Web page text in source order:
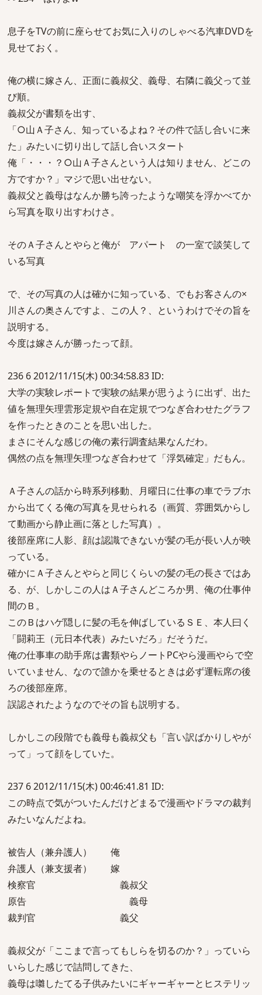
息子をTVの前に座らせてお気に入りのしゃべる汽車DVDを
見せておく。
俺の横に嫁さん、正面に義叔父、義母、右隣に義父って並
び順。
義叔父が書類を出す、
「○山Ａ子さん、知っているよね？その件で話し合いに来
た」みたいに切り出して話し合いスタート
俺「・・・？○山Ａ子さんという人は知りません、どこの
方ですか？」マジで思い出せない。
義叔父と義母はなんか勝ち誇ったような嘲笑を浮かべてか
ら写真を取り出すわけさ。
そのＡ子さんとやらと俺が アパート の一室で談笑して
いる写真
で、その写真の人は確かに知っている、でもお客さんの×
川さんの奥さんですよ、この人？、というわけでその旨を
説明する。
今度は嫁さんが勝ったって顔。
236 6 2012/11/15(木) 00:34:58.83 ID:
大学の実験レポートで実験の結果が思うように出ず、出た
値を無理矢理雲形定規や自在定規でつなぎ合わせたグラフ
を作ったときのことを思い出した。
まさにそんな感じの俺の素行調査結果なんだわ。
偶然の点を無理矢理つなぎ合わせて「浮気確定」だもん。
Ａ子さんの話から時系列移動、月曜日に仕事の車でラブホ
から出てくる俺の写真を見せられる（画質、雰囲気からし
て動画から静止画に落とした写真）。
後部座席に人影、顔は認識できないが髪の毛が長い人が映
っている。
確かにＡ子さんとやらと同じくらいの髪の毛の長さではあ
る、が、しかしこの人はＡ子さんどころか男、俺の仕事仲
間のＢ。
このＢはハゲ隠しに髪の毛を伸ばしているＳＥ、本人曰く
「闘莉王（元日本代表）みたいだろ」だそうだ。
俺の仕事車の助手席は書類やらノートPCやら漫画やらで空
いていません、なので誰かを乗せるときは必ず運転席の後
ろの後部座席。
誤認されたようなのでその旨も説明する。
しかしこの段階でも義母も義叔父も「言い訳ばかりしやが
って」って顔をしていた。
237 6 2012/11/15(木) 00:46:41.81 ID:
この時点で気がついたんだけどまるで漫画やドラマの裁判
みたいなんだよね。
被告人（兼弁護人） 俺
弁護人（兼支援者） 嫁
検察官 義叔父
原告 義母
裁判官 義父
義叔父が「ここまで言ってもしらを切るのか？」っていら
いらした感じで詰問してきた、
義母は囃したてる子供みたいにギャーギャーとヒステリッ